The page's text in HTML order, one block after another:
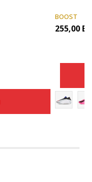
BOOST
255,00